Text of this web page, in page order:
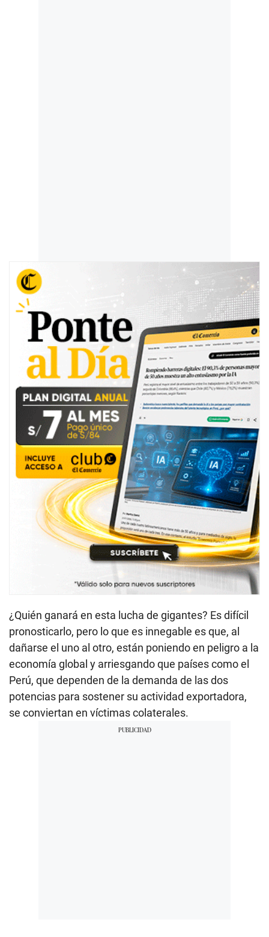
¿Quién ganará en esta lucha de gigantes? Es difícil
pronosticarlo, pero lo que es innegable es que, al
dañarse el uno al otro, están poniendo en peligro a la
economía global y arriesgando que países como el
Perú, que dependen de la demanda de las dos
potencias para sostener su actividad exportadora,
se conviertan en víctimas colaterales.